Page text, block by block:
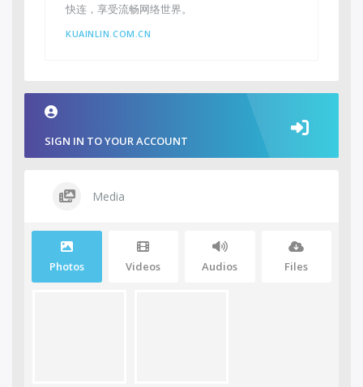
快连，享受流畅网络世界。
KUAINLIN.COM.CN
SIGN IN TO YOUR ACCOUNT
Media
Photos Videos Audios Files